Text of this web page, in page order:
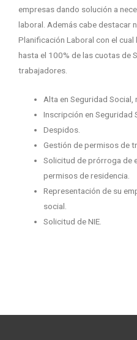
empresas dando solución a
laboral. Además cabe destacar
Planificación Laboral con el
hasta el 100% de las cuotas de
trabajadores.
Alta en Seguridad
Inscripción en Seguridad
Despidos.
Gestión de permisos de
Solicitud de prórroga de
permisos de residencia.
Representación de su
social.
Solicitud de NIE.